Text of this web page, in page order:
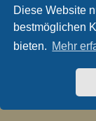
Diese Website
bestmöglichen
bieten. Mehr